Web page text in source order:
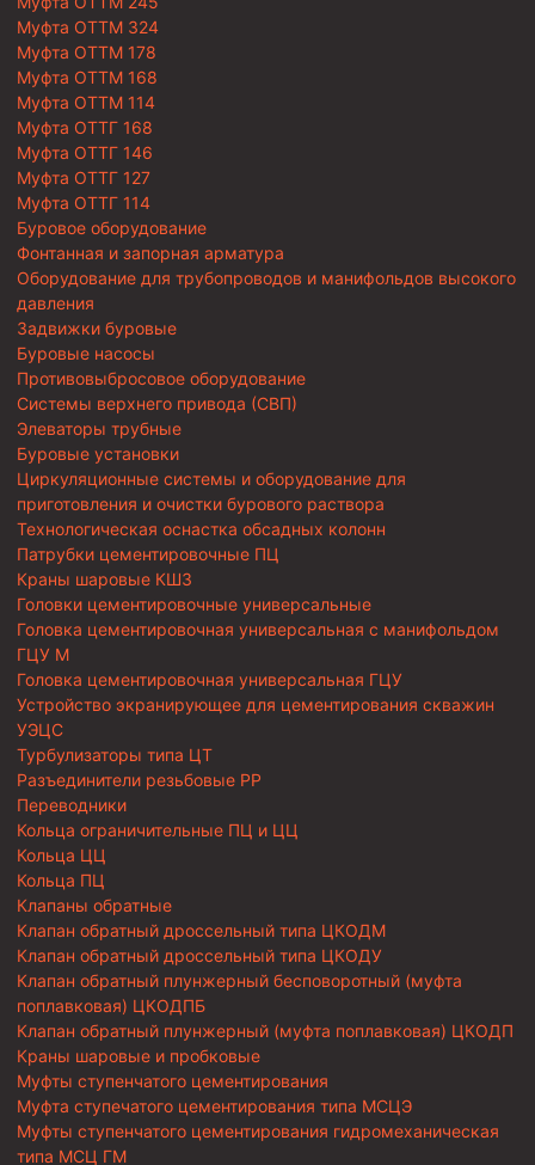
Муфта ОТТМ 324
Муфта ОТТМ 178
Муфта ОТТМ 168
Муфта ОТТМ 114
Муфта ОТТГ 168
Муфта ОТТГ 146
Муфта ОТТГ 127
Муфта ОТТГ 114
Буровое оборудование
Фонтанная и запорная арматура
Оборудование для трубопроводов и манифольдов высокого
давления
Задвижки буровые
Буровые насосы
Противовыбросовое оборудование
Системы верхнего привода (СВП)
Элеваторы трубные
Буровые установки
Циркуляционные системы и оборудование для
приготовления и очистки бурового раствора
Технологическая оснастка обсадных колонн
Патрубки цементировочные ПЦ
Краны шаровые КШЗ
Головки цементировочные универсальные
Головка цементировочная универсальная с манифольдом
ГЦУ М
Головка цементировочная универсальная ГЦУ
Устройство экранирующее для цементирования скважин
УЭЦС
Турбулизаторы типа ЦТ
Разъединители резьбовые РР
Переводники
Кольца ограничительные ПЦ и ЦЦ
Кольца ЦЦ
Кольца ПЦ
Клапаны обратные
Клапан обратный дроссельный типа ЦКОДМ
Клапан обратный дроссельный типа ЦКОДУ
Клапан обратный плунжерный бесповоротный (муфта
поплавковая) ЦКОДПБ
Клапан обратный плунжерный (муфта поплавковая) ЦКОДП
Краны шаровые и пробковые
Муфты ступенчатого цементирования
Муфта ступечатого цементирования типа МСЦЭ
Муфты ступенчатого цементирования гидромеханическая
типа МСЦ ГМ